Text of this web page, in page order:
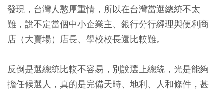
發現，台灣人憨厚重情，所以在台灣當選總統不太
難，說不定當個中小企業主、銀行分行經理與便利商
店（大賣場）店長、學校校長還比較難。
反倒是選總統比較不容易，別說選上總統，光是能夠
擔任候選人，真的是完備天時、地利、人和條件，甚